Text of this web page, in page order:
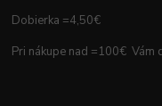
Dobierka =4,50€
Pri nákupe nad =100€ Vám